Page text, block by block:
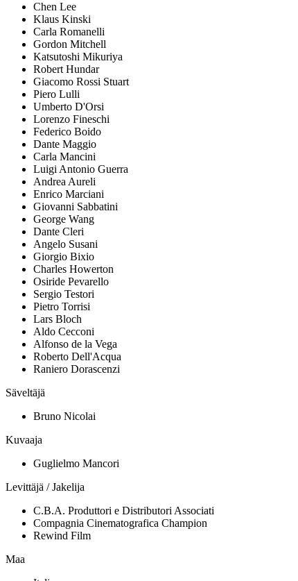
Chen Lee
Klaus Kinski
Carla Romanelli
Gordon Mitchell
Katsutoshi Mikuriya
Robert Hundar
Giacomo Rossi Stuart
Piero Lulli
Umberto D'Orsi
Lorenzo Fineschi
Federico Boido
Dante Maggio
Carla Mancini
Luigi Antonio Guerra
Andrea Aureli
Enrico Marciani
Giovanni Sabbatini
George Wang
Dante Cleri
Angelo Susani
Giorgio Bixio
Charles Howerton
Osiride Pevarello
Sergio Testori
Pietro Torrisi
Lars Bloch
Aldo Cecconi
Alfonso de la Vega
Roberto Dell'Acqua
Raniero Dorascenzi
Säveltäjä
Bruno Nicolai
Kuvaaja
Guglielmo Mancori
Levittäjä / Jakelija
C.B.A. Produttori e Distributori Associati
Compagnia Cinematografica Champion
Rewind Film
Maa